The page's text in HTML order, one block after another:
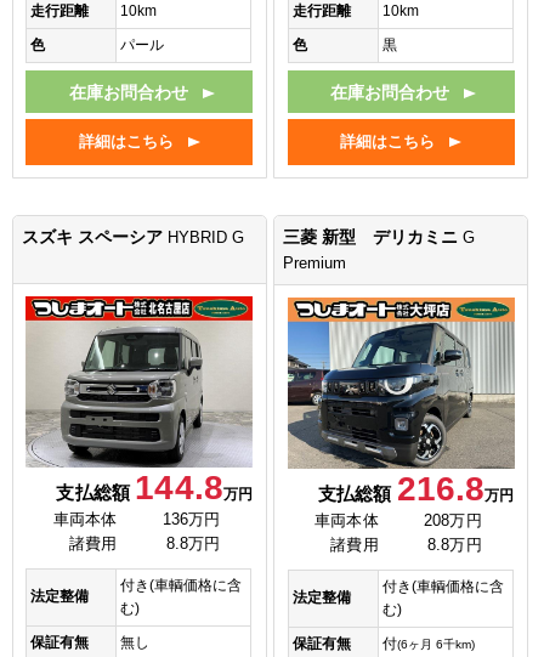
走行距離
10km
色
パール
在庫お問合わせ
詳細はこちら
走行距離
10km
色
黒
在庫お問合わせ
詳細はこちら
スズキ スペーシア HYBRID G
支払総額 144.8万円
車両本体
136万円
諸費用
8.8万円
法定整備
付き(車輌価格に含
む)
保証有無
無し
三菱 新型 デリカミニG
Premium
支払総額 216.8万円
車両本体
208万円
諸費用
8.8万円
法定整備
付き(車輌価格に含
む)
保証有無
付(6ヶ月 6千km)